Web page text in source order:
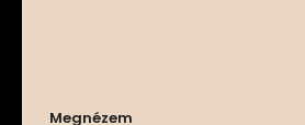
Megnézem